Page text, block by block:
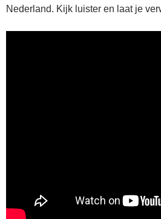
Nederland. Kijk luister en laat je